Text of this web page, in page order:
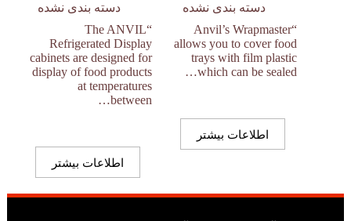
دسته بندی نشده
“Anvil’s Wrapmaster
allows you to cover food
trays with film plastic
which can be sealed…
اطلاعات بیشتر
دسته بندی نشده
“The ANVIL
Refrigerated Display
cabinets are designed for
display of food products
at temperatures
between…
اطلاعات بیشتر